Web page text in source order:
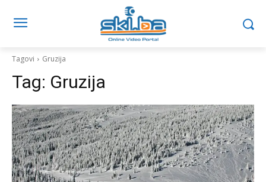
Tagovi Gruzija
Tag: Gruzija